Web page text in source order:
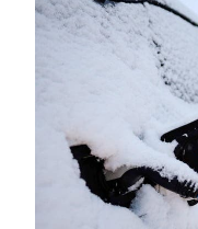
Νέα
Τεχνολογία
Σταθμοί